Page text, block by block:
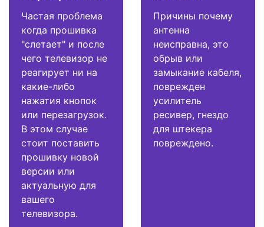
Частая проблема
когда прошивка
"слетает" и после
чего телевизор не
реагирует ни на
какие-либо
нажатия кнопок
или перезагрузок.
В этом случае
стоит поставить
прошивку новой
версии или
актуальную для
вашего
телевизора.
Причины почему
антенна
неисправна, это
обрыв или
замыкание кабеля,
поврежден
усилитель
ресивер, гнездо
для штекера
повреждено.